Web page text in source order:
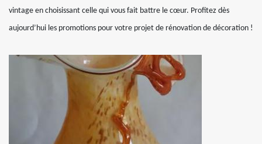
vintage en choisissant celle qui vous fait battre le cœur. Profitez dès
aujourd’hui les promotions pour votre projet de rénovation de décoration !